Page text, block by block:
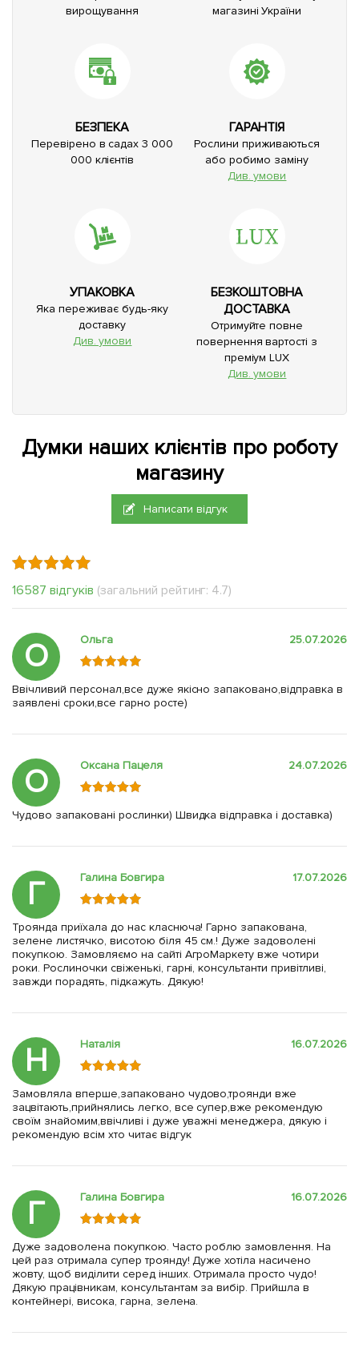
вирощування
магазині України
БЕЗПЕКА
Перевірено в садах 3 000
000 клієнтів
ГАРАНТІЯ
Рослини приживаються
або робимо заміну
Див. умови
УПАКОВКА
Яка переживає будь-яку
доставку
Див. умови
БЕЗКОШТОВНА
ДОСТАВКА
Отримуйте повне
повернення вартості з
преміум LUX
Див. умови
Думки наших клієнтів про роботу
магазину
Написати відгук
16587 відгуків (загальний рейтинг: 4.7)
О Ольга 25.07.2026
Ввічливий персонал,все дуже якісно запаковано,відправка в
заявлені сроки,все гарно росте)
О Оксана Пацеля 24.07.2026
Чудово запаковані рослинки) Швидка відправка і доставка)
Г Галина Бовгира 17.07.2026
Троянда приїхала до нас класнюча! Гарно запакована,
зелене листячко, висотою біля 45 см.! Дуже задоволені
покупкою. Замовляємо на сайті АгроМаркету вже чотири
роки. Рослиночки свіженькі, гарні, консультанти привітливі,
завжди порадять, підкажуть. Дякую!
Н Наталія 16.07.2026
Замовляла вперше,запаковано чудово,троянди вже
зацвітають,прийнялись легко, все супер,вже рекомендую
своїм знайомим,ввічливі і дуже уважні менеджера, дякую і
рекомендую всім хто читає відгук
Г Галина Бовгира 16.07.2026
Дуже задоволена покупкою. Часто роблю замовлення. На
цей раз отримала супер троянду! Дуже хотіла насичено
жовту, щоб виділити серед інших. Отримала просто чудо!
Дякую працівникам, консультантам за вибір. Прийшла в
контейнері, висока, гарна, зелена.